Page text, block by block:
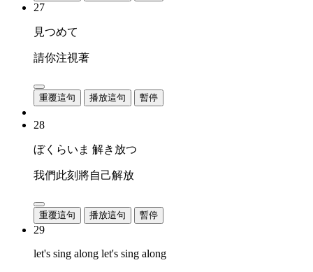
27
見つめて
請你注視著
重覆這句 播放這句 暫停
28
ぼくらいま 解き放つ
我們此刻將自己解放
重覆這句 播放這句 暫停
29
let's sing along let's sing along